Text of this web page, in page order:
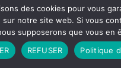
Contact
Politique de
CGU
- Propulsé par
des cookies pour vous
sur notre site web. Si vous
supposerons que vous en
REFUSER Politique